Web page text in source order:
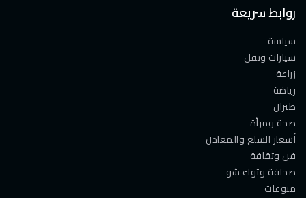
روابط سريعة
سياسة
سيارات ونقل
زراعة
رياضة
طيران
صحة ومرأة
أسعار السلع والمعادن
فن وثقافة
صحافة وتوك شو
منوعات